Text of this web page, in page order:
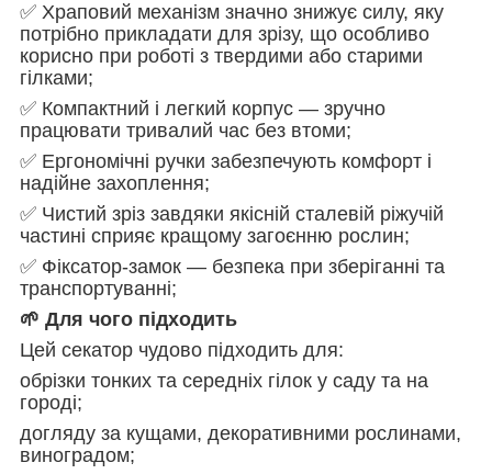
✅ Храповий механізм значно знижує силу, яку
потрібно прикладати для зрізу, що особливо
корисно при роботі з твердими або старими
гілками;
✅ Компактний і легкий корпус — зручно
працювати тривалий час без втоми;
✅ Ергономічні ручки забезпечують комфорт і
надійне захоплення;
✅ Чистий зріз завдяки якісній сталевій ріжучій
частині сприяє кращому загоєнню рослин;
✅ Фіксатор-замок — безпека при зберіганні та
транспортуванні;
🌱 Для чого підходить
Цей секатор чудово підходить для:
обрізки тонких та середніх гілок у саду та на
городі;
догляду за кущами, декоративними рослинами,
виноградом;